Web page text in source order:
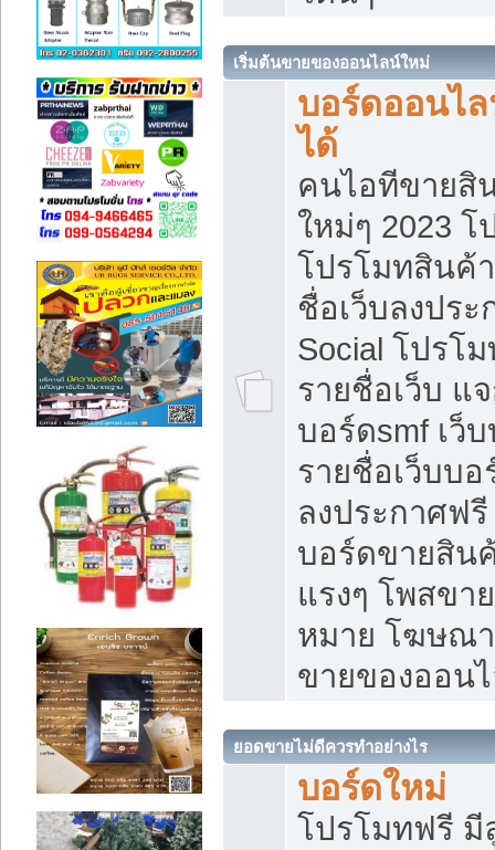
เริ่มต้นขายของออนไลน์ใหม่
บอร์ดออนไ
ได้
คนไอทีขายสิ
ใหม่ๆ 2023
โปรโมทสินค้
ชื่อเว็บลงปร
Social โปรโ
รายชื่อเว็บ แ
บอร์ดsmf เว็
รายชื่อเว็บบ
ลงประกาศฟรี
บอร์ดขายสิน
แรงๆ โพสขา
หมาย โฆษณ
ขายของออน
ยอดขายไม่ดีควรทำอย่างไร
บอร์ดใหม่
โปรโมทฟรี มี